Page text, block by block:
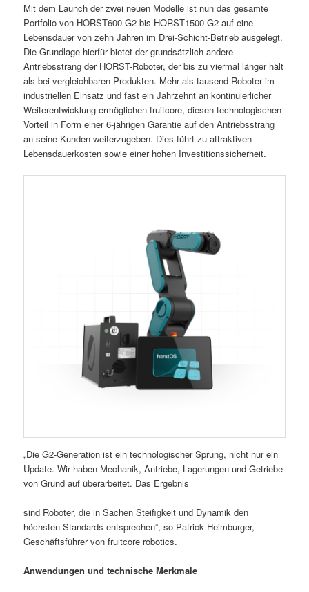
Mit dem Launch der zwei neuen Modelle ist nun das gesamte
Portfolio von HORST600 G2 bis HORST1500 G2 auf eine
Lebensdauer von zehn Jahren im Drei-Schicht-Betrieb ausgelegt.
Die Grundlage hierfür bietet der grundsätzlich andere
Antriebsstrang der HORST-Roboter, der bis zu viermal länger hält
als bei vergleichbaren Produkten. Mehr als tausend Roboter im
industriellen Einsatz und fast ein Jahrzehnt an kontinuierlicher
Weiterentwicklung ermöglichen fruitcore, diesen technologischen
Vorteil in Form einer 6-jährigen Garantie auf den Antriebsstrang
an seine Kunden weiterzugeben. Dies führt zu attraktiven
Lebensdauerkosten sowie einer hohen Investitionssicherheit.
„Die G2-Generation ist ein technologischer Sprung, nicht nur ein
Update. Wir haben Mechanik, Antriebe, Lagerungen und Getriebe
von Grund auf überarbeitet. Das Ergebnis
sind Roboter, die in Sachen Steifigkeit und Dynamik den
höchsten Standards entsprechen“, so Patrick Heimburger,
Geschäftsführer von fruitcore robotics.
Anwendungen und technische Merkmale